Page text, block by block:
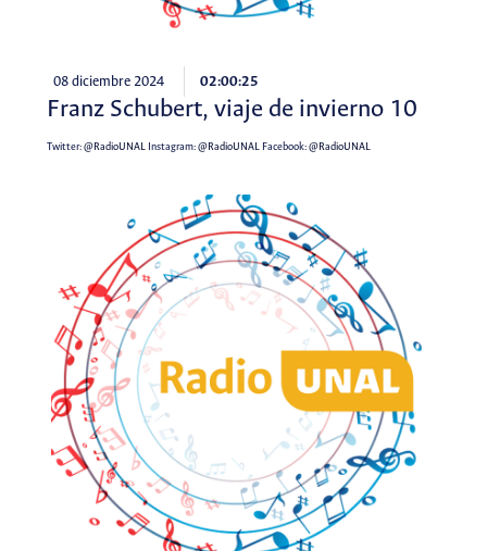
08 diciembre 2024 02:00:25
Franz Schubert, viaje de invierno 10
Twitter:@RadioUNALInstagram:@RadioUNALFacebook:@RadioUNAL